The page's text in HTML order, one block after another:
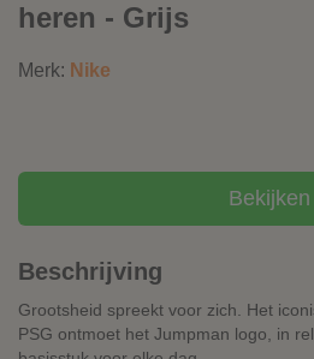
heren - Grijs
Merk: Nike
Bekijken
Beschrijving
Grootsheid spreekt voor zich. Het
PSG ontmoet het Jumpman logo, in